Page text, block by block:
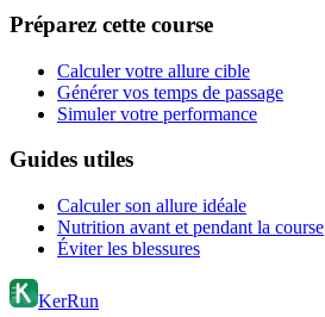
Préparez cette course
Calculer votre allure cible
Générer vos temps de passage
Simuler votre performance
Guides utiles
Calculer son allure idéale
Nutrition avant et pendant la course
Éviter les blessures
KerRun